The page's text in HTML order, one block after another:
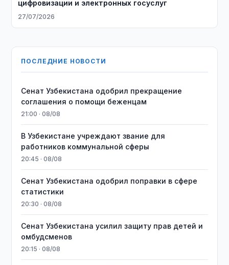
цифровизации и электронных госуслуг
27/07/2026
ПОСЛЕДНИЕ НОВОСТИ
Сенат Узбекистана одобрил прекращение
соглашения о помощи беженцам
21:00 · 08/08
В Узбекистане учреждают звание для
работников коммунальной сферы
20:45 · 08/08
Сенат Узбекистана одобрил поправки в сфере
статистики
20:30 · 08/08
Сенат Узбекистана усилил защиту прав детей и
омбудсменов
20:15 · 08/08